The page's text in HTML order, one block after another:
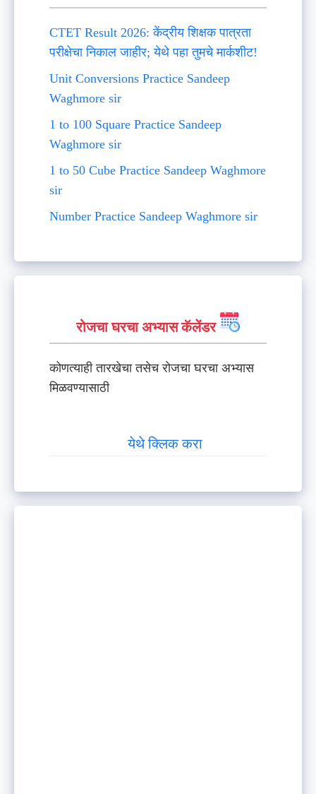
CTET Result 2026: केंद्रीय शिक्षक पात्रता
परीक्षेचा निकाल जाहीर; येथे पहा तुमचे मार्कशीट!
Unit Conversions Practice Sandeep
Waghmore sir
1 to 100 Square Practice Sandeep
Waghmore sir
1 to 50 Cube Practice Sandeep Waghmore
sir
Number Practice Sandeep Waghmore sir
रोजचा घरचा अभ्यास कॅलेंडर
कोणत्याही तारखेचा तसेच रोजचा घरचा अभ्यास
मिळवण्यासाठी
येथे क्लिक करा